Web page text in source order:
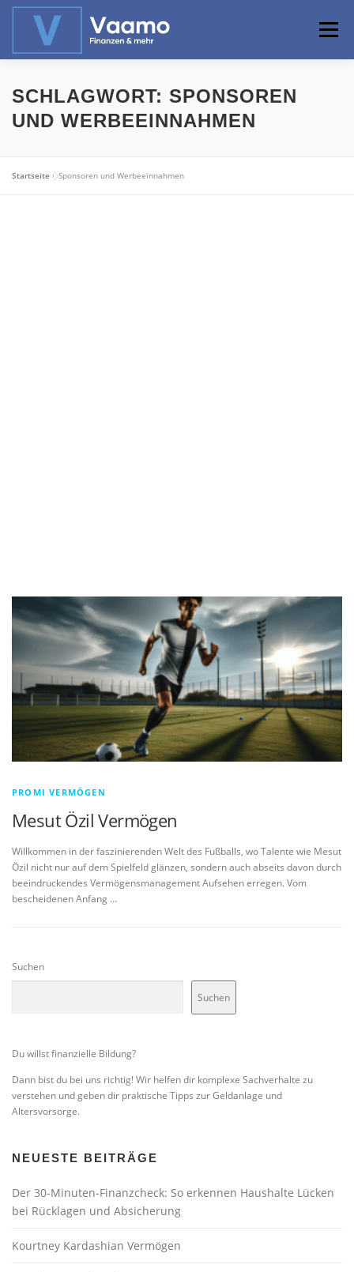
Zum
Menü
ABOUT ONLINE-RECHNER BASISWISSEN
SCHLAGWORT: SPONSOREN
UND WERBEEINNAHMEN
Startseite »Sponsoren und Werbeeinnahmen
PROMI VERMÖGEN
Mesut Özil Vermögen
Willkommen in der faszinierenden Welt des Fußballs, wo Talente wie Mesut
Özil nicht nur auf dem Spielfeld glänzen, sondern auch abseits davon durch
beeindruckendes Vermögensmanagement Aufsehen erregen. Vom
bescheidenen Anfang …
Suchen
Suchen
Du willst finanzielle Bildung?
Dann bist du bei uns richtig! Wir helfen dir komplexe Sachverhalte zu
verstehen und geben dir praktische Tipps zur Geldanlage und
Altersvorsorge.
NEUESTE BEITRÄGE
Der 30-Minuten-Finanzcheck: So erkennen Haushalte Lücken
bei Rücklagen und Absicherung
Kourtney Kardashian Vermögen